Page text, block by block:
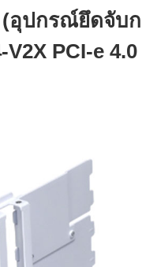
(อุปกรณ์ยึดจับ
PCI-e